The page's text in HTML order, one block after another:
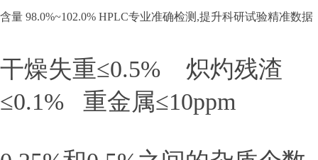
含量 98.0%~102.0% HPLC专业准确检测,提升科研试验精准数据
干燥失重≤0.5% 炽灼残渣
≤0.1% 重金属≤10ppm